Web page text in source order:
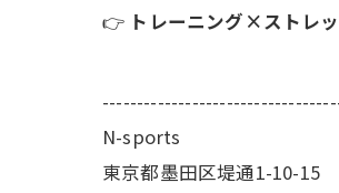
👉 トレーニング×ストレ
N-sports
東京都墨田区堤通1-10-15